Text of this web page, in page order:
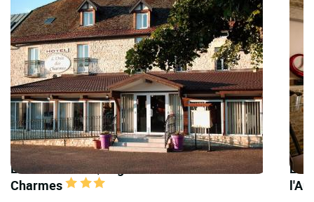
LOGIS HOTELS | Logis Hôtel l'Orée des
Charmes